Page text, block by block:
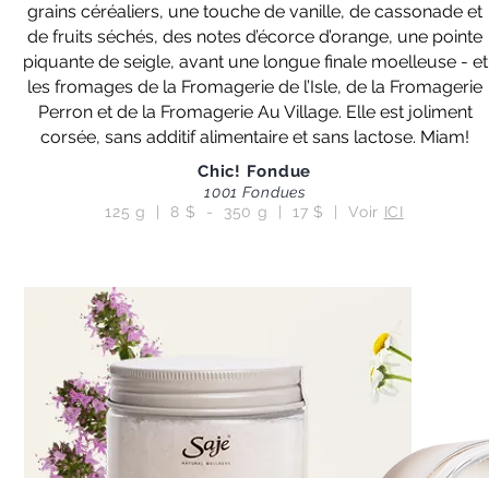
grains céréaliers, une touche de vanille, de cassonade et
de fruits séchés, des notes d’écorce d’orange, une pointe
piquante de seigle, avant une longue finale moelleuse - et
les fromages de la Fromagerie de l’Isle, de la Fromagerie
Perron et de la Fromagerie Au Village. Elle est joliment
corsée, sans additif alimentaire et sans lactose. Miam!
Chic! Fondue
1001 Fondues
125 g | 8 $ - 350 g | 17 $ | Voir ICI